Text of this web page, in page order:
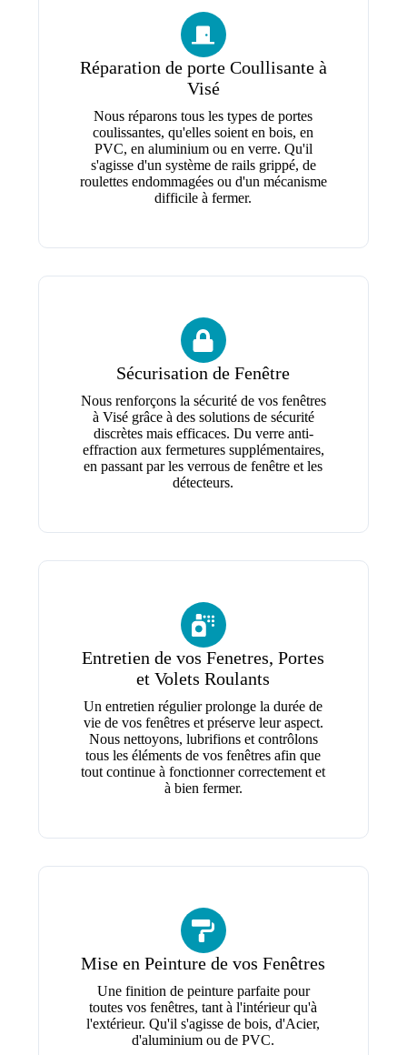
Réparation de porte Coullisante à
Visé
Nous réparons tous les types de portes
coulissantes, qu'elles soient en bois, en
PVC, en aluminium ou en verre. Qu'il
s'agisse d'un système de rails grippé, de
roulettes endommagées ou d'un mécanisme
difficile à fermer.
Sécurisation de Fenêtre
Nous renforçons la sécurité de vos fenêtres
à Visé grâce à des solutions de sécurité
discrètes mais efficaces. Du verre anti-
effraction aux fermetures supplémentaires,
en passant par les verrous de fenêtre et les
détecteurs.
Entretien de vos Fenetres, Portes
et Volets Roulants
Un entretien régulier prolonge la durée de
vie de vos fenêtres et préserve leur aspect.
Nous nettoyons, lubrifions et contrôlons
tous les éléments de vos fenêtres afin que
tout continue à fonctionner correctement et
à bien fermer.
Mise en Peinture de vos Fenêtres
Une finition de peinture parfaite pour
toutes vos fenêtres, tant à l'intérieur qu'à
l'extérieur. Qu'il s'agisse de bois, d'Acier,
d'aluminium ou de PVC.